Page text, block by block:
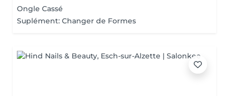
Ongle Cassé
Suplément: Changer de Formes